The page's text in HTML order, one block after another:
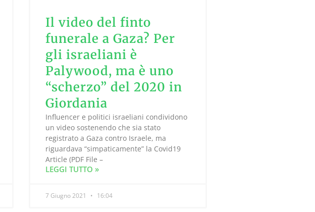
Il video del finto
funerale a Gaza? Per
gli israeliani è
Palywood, ma è uno
“scherzo” del 2020 in
Giordania
Influencer e politici israeliani condividono
un video sostenendo che sia stato
registrato a Gaza contro Israele, ma
riguardava “simpaticamente” la Covid19
Article (PDF File –
LEGGI TUTTO »
7 Giugno 2021 16:04